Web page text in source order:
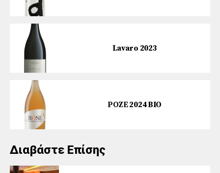
Lavaro 2023
ΡΟΖΕ 2024 BIO
Διαβάστε Επίσης